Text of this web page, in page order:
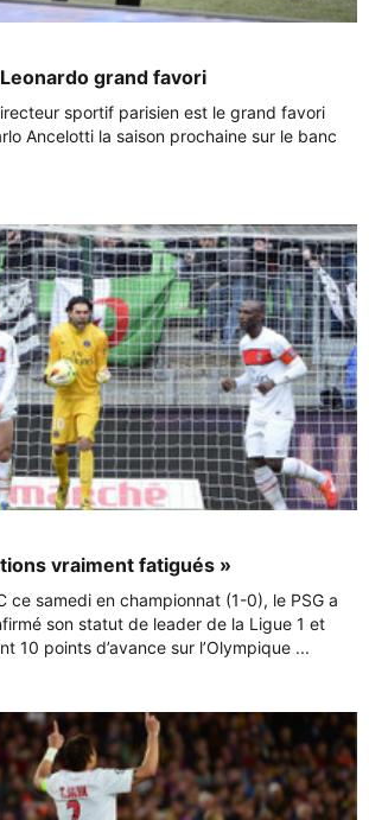
grand favori
sportif parisien est le grand favori
Ancelotti la saison prochaine sur le banc
vraiment fatigués »
ce samedi en championnat (1-0), le PSG a
son statut de leader de la Ligue 1 et
10 points d’avance sur l’Olympique ...